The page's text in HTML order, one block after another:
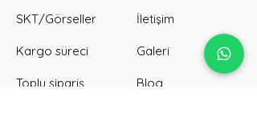
SKT/Görseller
Kargo süreci
Toplu sipariş
İletişim
Galeri
Blog